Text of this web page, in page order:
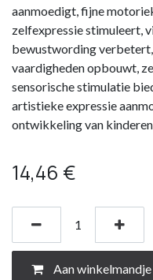
aanmoedigt, fijne
zelfexpressie stimuleert,
bewustwording
vaardigheden opbouwt,
sensorische stimulatie
artistieke expressie
ontwikkeling van
14,46 €
Aan